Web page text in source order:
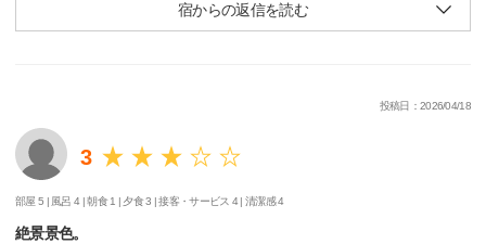
宿からの返信を読む
投稿日：2026/04/18
3
部屋 5 | 風呂 4 |朝食 1 | 夕食 3 |接客・サービス 4 |清潔感 4
絶景景色。